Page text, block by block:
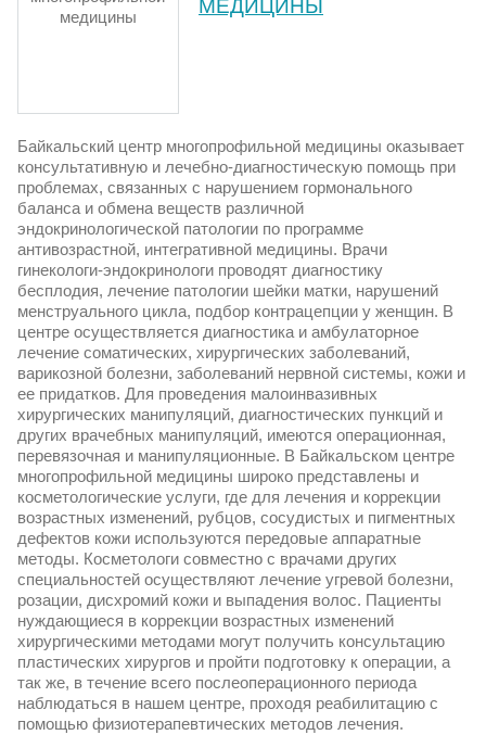
МЕДИЦИНЫ
Байкальский центр многопрофильной медицины оказывает
консультативную и лечебно-диагностическую помощь при
проблемах, связанных с нарушением гормонального
баланса и обмена веществ различной
эндокринологической патологии по программе
антивозрастной, интегративной медицины. Врачи
гинекологи-эндокринологи проводят диагностику
бесплодия, лечение патологии шейки матки, нарушений
менструального цикла, подбор контрацепции у женщин. В
центре осуществляется диагностика и амбулаторное
лечение соматических, хирургических заболеваний,
варикозной болезни, заболеваний нервной системы, кожи и
ее придатков. Для проведения малоинвазивных
хирургических манипуляций, диагностических пункций и
других врачебных манипуляций, имеются операционная,
перевязочная и манипуляционные. В Байкальском центре
многопрофильной медицины широко представлены и
косметологические услуги, где для лечения и коррекции
возрастных изменений, рубцов, сосудистых и пигментных
дефектов кожи используются передовые аппаратные
методы. Косметологи совместно с врачами других
специальностей осуществляют лечение угревой болезни,
розации, дисхромий кожи и выпадения волос. Пациенты
нуждающиеся в коррекции возрастных изменений
хирургическими методами могут получить консультацию
пластических хирургов и пройти подготовку к операции, а
так же, в течение всего послеоперационного периода
наблюдаться в нашем центре, проходя реабилитацию с
помощью физиотерапевтических методов лечения.​